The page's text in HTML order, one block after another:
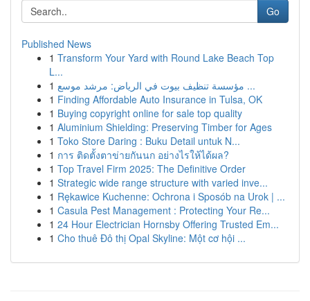
Go
Published News
1 Transform Your Yard with Round Lake Beach Top
L...
1
مؤسسة تنظيف بيوت في الرياض: مرشد موسع ...
1 Finding Affordable Auto Insurance in Tulsa, OK
1 Buying copyright online for sale top quality
1 Aluminium Shielding: Preserving Timber for Ages
1 Toko Store Daring : Buku Detail untuk N...
1 การ ติดตั้งตาข่ายกันนก อย่างไรให้ได้ผล?
1 Top Travel Firm 2025: The Definitive Order
1 Strategic wide range structure with varied inve...
1 Rękawice Kuchenne: Ochrona i Sposób na Urok | ...
1 Casula Pest Management : Protecting Your Re...
1 24 Hour Electrician Hornsby Offering Trusted Em...
1 Cho thuê Đô thị Opal Skyline: Một cơ hội ...